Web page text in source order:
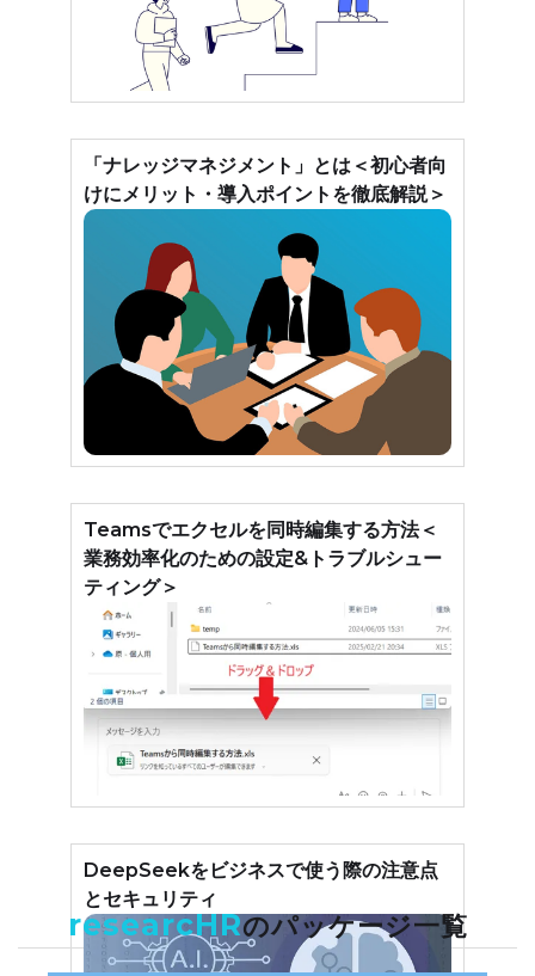
「ナレッジマネジメント」とは＜初心者向
けにメリット・導入ポイントを徹底解説＞
Teamsでエクセルを同時編集する方法＜
業務効率化のための設定&トラブルシュー
ティング＞
DeepSeekをビジネスで使う際の注意点
とセキュリティ
researcHRのパッケージ一覧